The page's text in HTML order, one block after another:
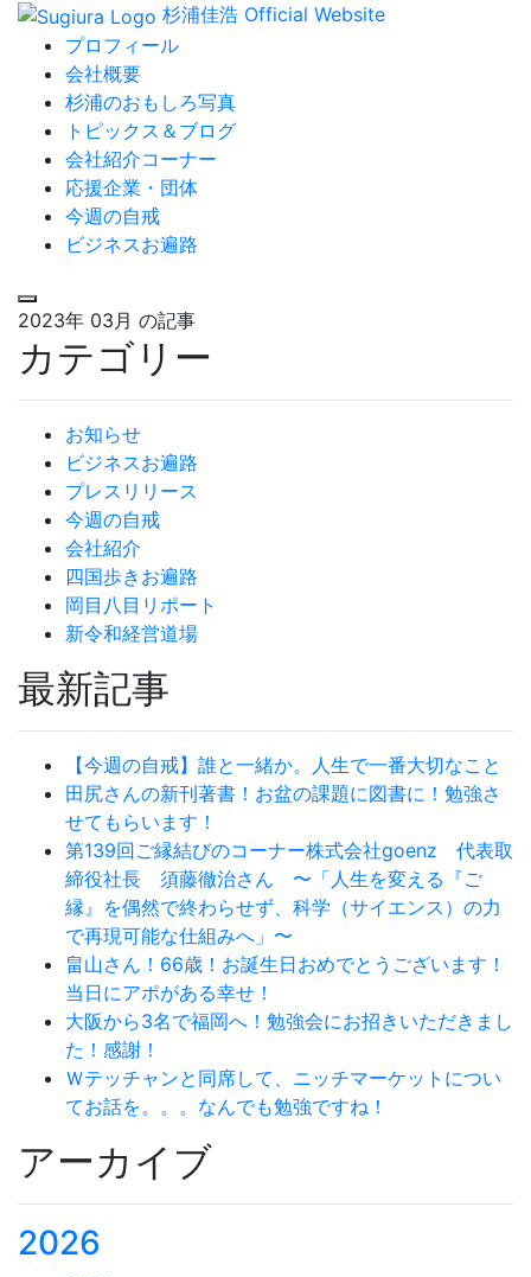
杉浦佳浩 Official Website
プロフィール
会社概要
杉浦のおもしろ写真
トピックス＆ブログ
会社紹介コーナー
応援企業・団体
今週の自戒
ビジネスお遍路
2023年 03月 の記事
カテゴリー
お知らせ
ビジネスお遍路
プレスリリース
今週の自戒
会社紹介
四国歩きお遍路
岡目八目リポート
新令和経営道場
最新記事
【今週の自戒】誰と一緒か。人生で一番大切なこと
田尻さんの新刊著書！お盆の課題に図書に！勉強さ
せてもらいます！
第139回ご縁結びのコーナー株式会社goenz 代表取
締役社長 須藤徹治さん 〜「人生を変える『ご
縁』を偶然で終わらせず、科学（サイエンス）の力
で再現可能な仕組みへ」〜
畠山さん！66歳！お誕生日おめでとうございます！
当日にアポがある幸せ！
大阪から3名で福岡へ！勉強会にお招きいただきまし
た！感謝！
Ｗテッチャンと同席して、ニッチマーケットについ
てお話を。。。なんでも勉強ですね！
アーカイブ
2026